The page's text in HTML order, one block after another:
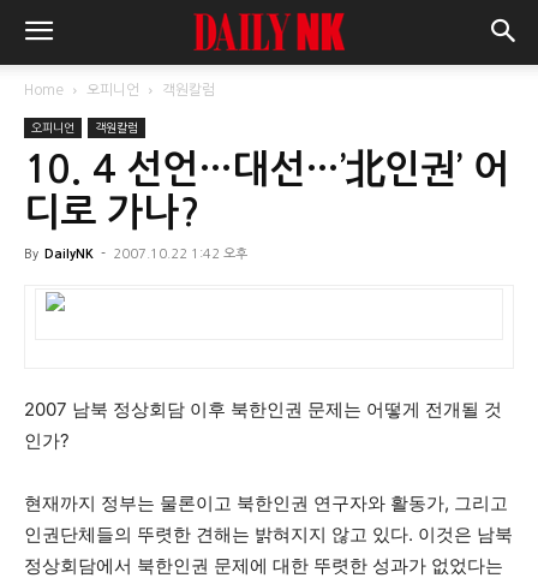
Home 오피니언 객원칼럼
오피니언 객원칼럼
10. 4 선언…대선…’北인권’ 어
디로 가나?
By DailyNK - 2007.10.22 1:42 오후
2007 남북 정상회담 이후 북한인권 문제는 어떻게 전개될 것
인가?
현재까지 정부는 물론이고 북한인권 연구자와 활동가, 그리고
인권단체들의 뚜렷한 견해는 밝혀지지 않고 있다. 이것은 남북
정상회담에서 북한인권 문제에 대한 뚜렷한 성과가 없었다는